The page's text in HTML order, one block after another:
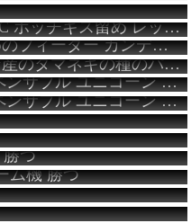
カリグラファーノート 18333C ホッチキス留め レッド
犬のバリカンと爪切りのためのフィーダー カンデュア犬の爪切り
フィレンツェ・ヴィルモリン産のタマネギの種のパック
マルティネリア インディスペンサブル ユニコーン クリーム
マルティネリア インディスペンサブル ユニコーン クリーム
勝つ
ム機勝つ